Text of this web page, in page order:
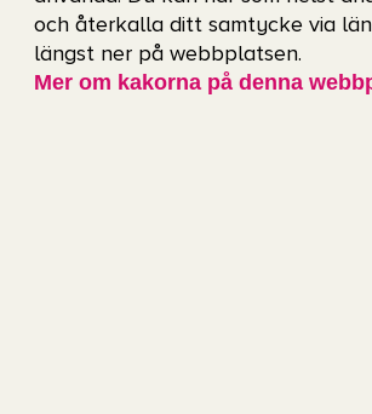
Vid förändrat utbud avbokas
kostnadsfritt (kompensation
och återkalla ditt samtycke via
längst ner på webbplatsen.
Mer om kakorna på denna